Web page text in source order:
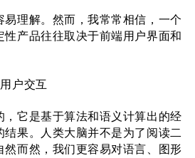
理解。然⽽，我常常相信，⼀个
产品往往取决于前端⽤户界⾯和
户交互
它是基于算法和语义计算出的经
果。⼈类⼤脑并不是为了阅读⼆
⽽然，我们更容易对语⾔、图形